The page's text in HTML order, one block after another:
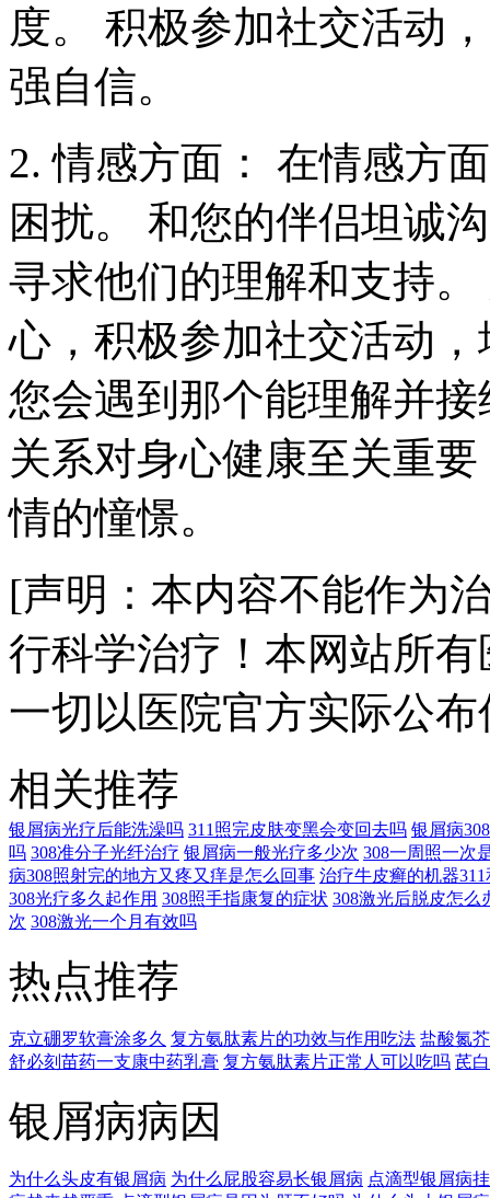
度。 积极参加社交活动
强自信。
2. 情感方面： 在情感方
困扰。 和您的伴侣坦诚
寻求他们的理解和支持
心，积极参加社交活动
您会遇到那个能理解并
关系对身心健康至关重
情的憧憬。
[声明：本内容不能作为
行科学治疗！本网站所
一切以医院官方实际公
相关推荐
银屑病光疗后能洗澡吗 311照完皮肤变黑会变回去吗 银屑病
吗 308准分子光纤治疗 银屑病一般光疗多少次 308一周照一次
病308照射完的地方又疼又痒是怎么回事 治疗牛皮癣的机器
308光疗多久起作用 308照手指康复的症状 308激光后脱皮怎么
次 308激光一个月有效吗
热点推荐
克立硼罗软膏涂多久 复方氨肽素片的功效与作用吃法 盐酸氮
舒必刻苗药一支康中药乳膏 复方氨肽素片正常人可以吃吗 芪
银屑病病因
为什么头皮有银屑病 为什么屁股容易长银屑病 点滴型银屑病